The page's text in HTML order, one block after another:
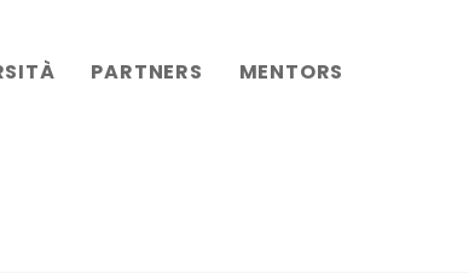
PARTNERS MENTORS